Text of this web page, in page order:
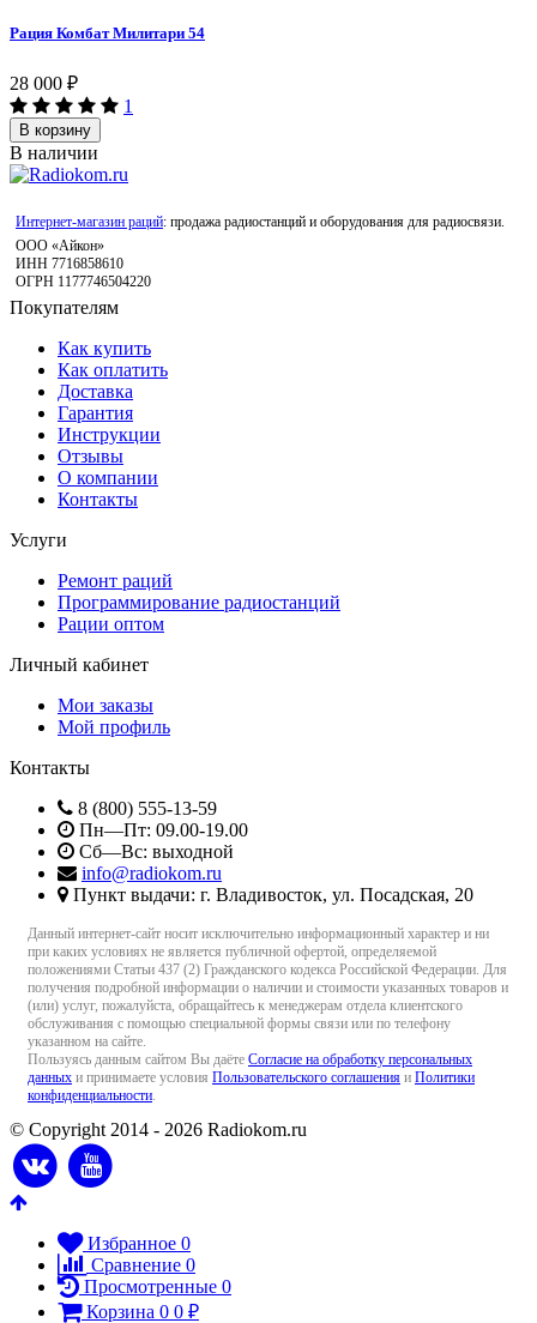
Рация Комбат Милитари 54
28 000 ₽
1
В корзину
В наличии
Интернет-магазин раций: продажа радиостанций и оборудования для радиосвязи.
ООО «Айкон»
ИНН 7716858610
ОГРН 1177746504220
Покупателям
Как купить
Как оплатить
Доставка
Гарантия
Инструкции
Отзывы
О компании
Контакты
Услуги
Ремонт раций
Программирование радиостанций
Рации оптом
Личный кабинет
Мои заказы
Мой профиль
Контакты
8 (800) 555-13-59
Пн—Пт: 09.00-19.00
Сб—Вс: выходной
info@radiokom.ru
Пункт выдачи: г. Владивосток, ул. Посадская, 20
Данный интернет-сайт носит исключительно информационный характер и ни
при каких условиях не является публичной офертой, определяемой
положениями Статьи 437 (2) Гражданского кодекса Российской Федерации. Для
получения подробной информации о наличии и стоимости указанных товаров и
(или) услуг, пожалуйста, обращайтесь к менеджерам отдела клиентского
обслуживания с помощью специальной формы связи или по телефону
указанном на сайте.
Пользуясь данным сайтом Вы даёте Согласие на обработку персональных
данных и принимаете условия Пользовательского соглашения и Политики
конфиденциальности.
© Copyright 2014 - 2026 Radiokom.ru
Избранное 0
Сравнение 0
Просмотренные 0
Корзина 0 0 ₽